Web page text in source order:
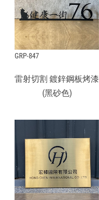
GRP-847
雷射切割 鍍鋅鋼板烤漆
(黑砂色)